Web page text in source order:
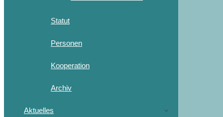
Statut
Personen
Kooperation
Archiv
Aktuelles